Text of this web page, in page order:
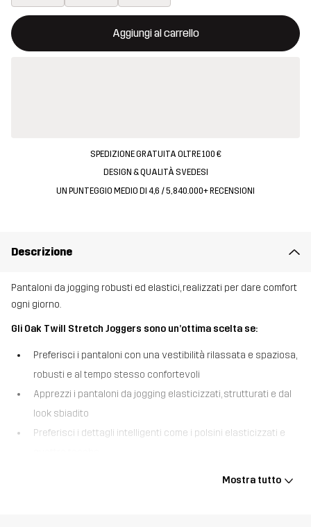
Aggiungi al carrello
Questo tasto aprirà una finestra modale per confermare un
{{size}} non disponibile
SPEDIZIONE GRATUITA OLTRE 100 €
DESIGN & QUALITÀ SVEDESI
UN PUNTEGGIO MEDIO DI 4,6 / 5, 840.000+ RECENSIONI
Descrizione
Pantaloni da jogging robusti ed elastici, realizzati per dare comfort
ogni giorno.
Gli Oak Twill Stretch Joggers sono un’ottima scelta se:
Preferisci i pantaloni con una vestibilità rilassata e spaziosa,
robusti e al tempo stesso confortevoli
Apprezzi i pantaloni da jogging elasticizzati, strutturati e dal
look sbiadito
Preferisci i dettagli intelligenti come i polsini elasticizzati e
Gli Oak Twill Stretch Joggers abbinano il comfort rilassato dei tuoi
Mostra tutto